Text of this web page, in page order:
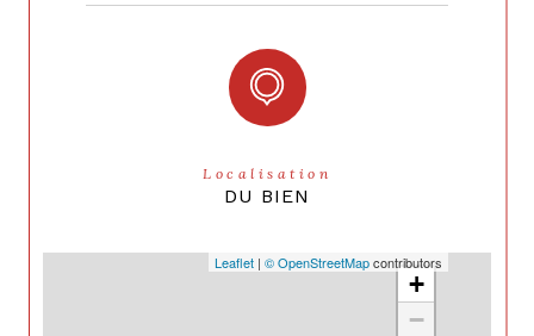
Localisation
DU BIEN
+
−
Leaflet | © OpenStreetMapcontributors